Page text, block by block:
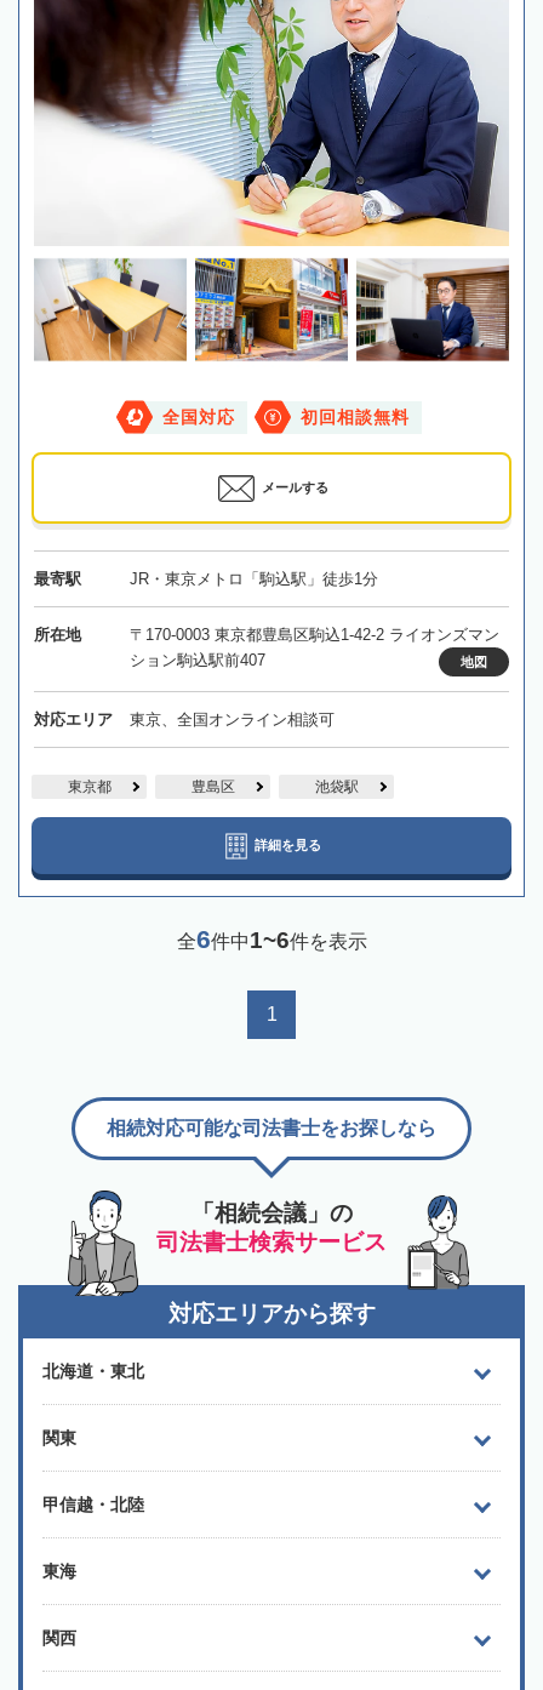
全国対応 初回相談無料
メールする
最寄駅 JR・東京メトロ「駒込駅」徒歩1分
所在地
〒170-0003 東京都豊島区駒込1-42-2 ライオンズマン
ション駒込駅前407
地図
対応エリア 東京、全国オンライン相談可
東京都 豊島区 池袋駅
詳細を見る
全6件中1~6件を表示
1
「相続会議」の
司法書士検索サービス
相続対応可能な司法書士をお探しなら
対応エリアから探す
北海道・東北
関東
甲信越・北陸
東海
関西